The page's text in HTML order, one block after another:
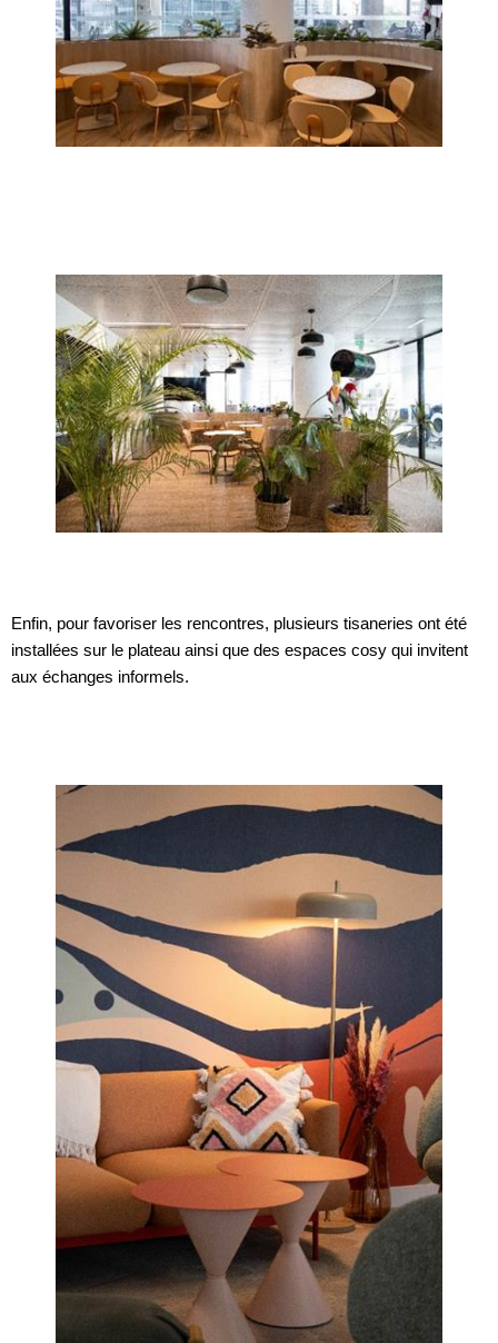
Enfin, pour favoriser les rencontres, plusieurs tisaneries ont été
installées sur le plateau ainsi que des espaces cosy qui invitent
aux échanges informels.